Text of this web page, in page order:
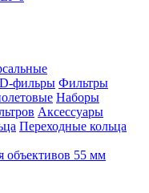
фильры Фильтры
Наборы
Аксессуары
Переходные кольца
55 мм